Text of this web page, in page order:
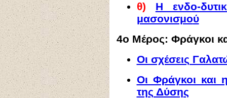
θ) Η ενδο-
μασονισμού
4ο Μέρος: Φράγκοι
Οι σχέσεις
Οι Φράγκοι και
της Δύσης